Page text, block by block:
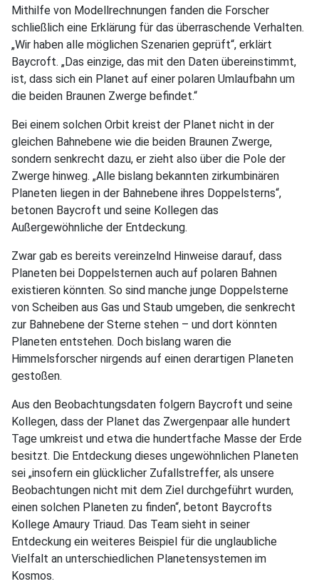
Mithilfe von Modellrechnungen fanden die Forscher
schließlich eine Erklärung für das überraschende Verhalten.
„Wir haben alle möglichen Szenarien geprüft“, erklärt
Baycroft. „Das einzige, das mit den Daten übereinstimmt,
ist, dass sich ein Planet auf einer polaren Umlaufbahn um
die beiden Braunen Zwerge befindet.“
Bei einem solchen Orbit kreist der Planet nicht in der
gleichen Bahnebene wie die beiden Braunen Zwerge,
sondern senkrecht dazu, er zieht also über die Pole der
Zwerge hinweg. „Alle bislang bekannten zirkumbinären
Planeten liegen in der Bahnebene ihres Doppelsterns“,
betonen Baycroft und seine Kollegen das
Außergewöhnliche der Entdeckung.
Zwar gab es bereits vereinzelnd Hinweise darauf, dass
Planeten bei Doppelsternen auch auf polaren Bahnen
existieren könnten. So sind manche junge Doppelsterne
von Scheiben aus Gas und Staub umgeben, die senkrecht
zur Bahnebene der Sterne stehen – und dort könnten
Planeten entstehen. Doch bislang waren die
Himmelsforscher nirgends auf einen derartigen Planeten
gestoßen.
Aus den Beobachtungsdaten folgern Baycroft und seine
Kollegen, dass der Planet das Zwergenpaar alle hundert
Tage umkreist und etwa die hundertfache Masse der Erde
besitzt. Die Entdeckung dieses ungewöhnlichen Planeten
sei „insofern ein glücklicher Zufallstreffer, als unsere
Beobachtungen nicht mit dem Ziel durchgeführt wurden,
einen solchen Planeten zu finden“, betont Baycrofts
Kollege Amaury Triaud. Das Team sieht in seiner
Entdeckung ein weiteres Beispiel für die unglaubliche
Vielfalt an unterschiedlichen Planetensystemen im
Kosmos.